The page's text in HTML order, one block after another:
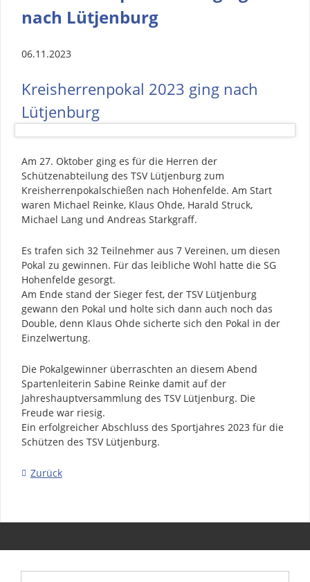
nach Lütjenburg
06.11.2023
Kreisherrenpokal 2023 ging nach
Lütjenburg
Am 27. Oktober ging es für die Herren der
Schützenabteilung des TSV Lütjenburg zum
Kreisherrenpokalschießen nach Hohenfelde. Am Start
waren Michael Reinke, Klaus Ohde, Harald Struck,
Michael Lang und Andreas Starkgraff.
Es trafen sich 32 Teilnehmer aus 7 Vereinen, um diesen
Pokal zu gewinnen. Für das leibliche Wohl hatte die SG
Hohenfelde gesorgt.
Am Ende stand der Sieger fest, der TSV Lütjenburg
gewann den Pokal und holte sich dann auch noch das
Double, denn Klaus Ohde sicherte sich den Pokal in der
Einzelwertung.
Die Pokalgewinner überraschten an diesem Abend
Spartenleiterin Sabine Reinke damit auf der
Jahreshauptversammlung des TSV Lütjenburg. Die
Freude war riesig.
Ein erfolgreicher Abschluss des Sportjahres 2023 für die
Schützen des TSV Lütjenburg.
Zurück